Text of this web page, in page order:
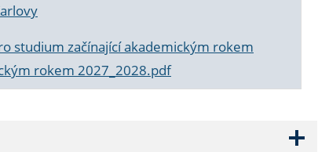
studium začínající akademickým rokem
rokem 2027_2028.pdf